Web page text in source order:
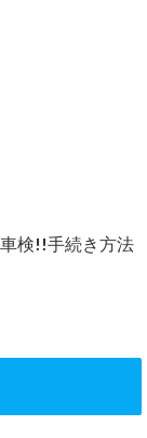
検!!手続き方法